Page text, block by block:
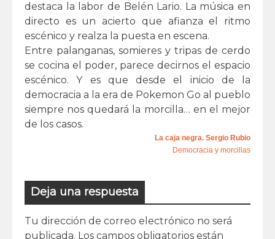
destaca la labor de Belén Lario. La música en
directo es un acierto que afianza el ritmo
escénico y realza la puesta en escena.
Entre palanganas, somieres y tripas de cerdo
se cocina el poder, parece decirnos el espacio
escénico. Y es que desde el inicio de la
democracia a la era de Pokemon Go al pueblo
siempre nos quedará la morcilla… en el mejor
de los casos.
La caja negra. Sergio Rubio
Democracia y morcillas
Deja una respuesta
Tu dirección de correo electrónico no será
publicada. Los campos obligatorios están